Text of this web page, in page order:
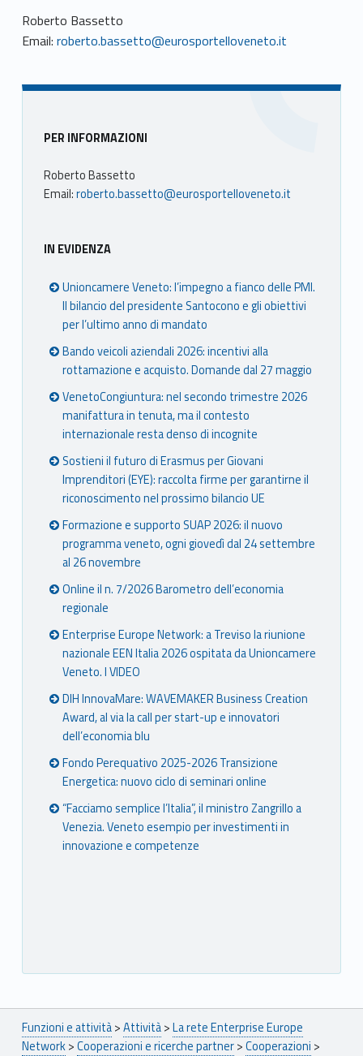
Roberto Bassetto
Email: roberto.bassetto@eurosportelloveneto.it
Sidebar
PER INFORMAZIONI
Roberto Bassetto
Email:roberto.bassetto@eurosportelloveneto.it
IN EVIDENZA
Unioncamere Veneto: l’impegno a fianco delle PMI.
Il bilancio del presidente Santocono e gli obiettivi
per l’ultimo anno di mandato
Bando veicoli aziendali 2026: incentivi alla
rottamazione e acquisto. Domande dal 27 maggio
VenetoCongiuntura: nel secondo trimestre 2026
manifattura in tenuta, ma il contesto
internazionale resta denso di incognite
Sostieni il futuro di Erasmus per Giovani
Imprenditori (EYE): raccolta firme per garantirne il
riconoscimento nel prossimo bilancio UE
Formazione e supporto SUAP 2026: il nuovo
programma veneto, ogni giovedì dal 24 settembre
al 26 novembre
Online il n. 7/2026 Barometro dell’economia
regionale
Enterprise Europe Network: a Treviso la riunione
nazionale EEN Italia 2026 ospitata da Unioncamere
Veneto. I VIDEO
DIH InnovaMare: WAVEMAKER Business Creation
Award, al via la call per start-up e innovatori
dell’economia blu
Fondo Perequativo 2025-2026 Transizione
Energetica: nuovo ciclo di seminari online
“Facciamo semplice l’Italia”, il ministro Zangrillo a
Venezia. Veneto esempio per investimenti in
innovazione e competenze
Breadcrumbs navigation
Funzioni e attività>Attività>La rete Enterprise Europe
Network>Cooperazioni e ricerche partner>Cooperazioni >